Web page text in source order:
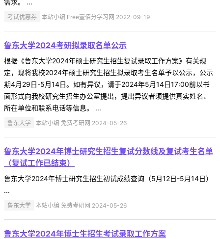
需求。 ...
考试优惠券 本站小编 Free壹佰分学习网 2022-09-19
鲁东大学2024考研拟录取名单公示
根据《鲁东大学2024年硕士研究生招生复试录取工作方案》有关规
定，现将我校2024年硕士研究生招生拟录取考生名单予以公示，公示
期4月29日-5月14日。如有异议，请于2024年5月14日17:00前以书
面形式向我校研究生招生办公室提出，提出异议者须提供真实姓名、
所在单位和联系电话等信息。 ...
鲁东大学 本站小编 免费考研网 2024-05-26
鲁东大学2024年博士研究生招生复试分数线及复试考生名单
（复试工作已结束）​
鲁东大学2024年博士研究生招生初试成绩查询（5月12日-5月14日）
...
鲁东大学 本站小编 免费考研网 2024-05-26
鲁东大学2024年博士生招生考试录取工作方案